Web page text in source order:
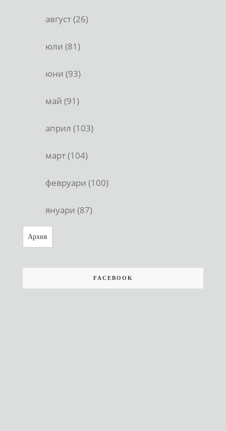
август (26)
юли (81)
юни (93)
май (91)
април (103)
март (104)
февруари (100)
януари (87)
Архив
FACEBOOK